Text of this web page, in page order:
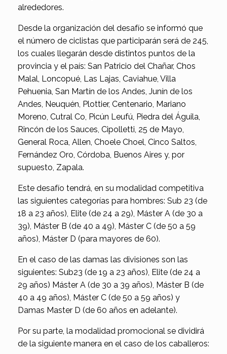
alrededores.
Desde la organización del desafío se informó que
el número de ciclistas que participarán será de 245,
los cuales llegarán desde distintos puntos de la
provincia y el país: San Patricio del Chañar, Chos
Malal, Loncopué, Las Lajas, Caviahue, Villa
Pehuenia, San Martín de los Andes, Junín de los
Andes, Neuquén, Plottier, Centenario, Mariano
Moreno, Cutral Co, Picún Leufú, Piedra del Águila,
Rincón de los Sauces, Cipolletti, 25 de Mayo,
General Roca, Allen, Choele Choel, Cinco Saltos,
Fernández Oro, Córdoba, Buenos Aires y, por
supuesto, Zapala.
Este desafío tendrá, en su modalidad competitiva
las siguientes categorías para hombres: Sub 23 (de
18 a 23 años), Elite (de 24 a 29), Máster A (de 30 a
39), Máster B (de 40 a 49), Máster C (de 50 a 59
años), Máster D (para mayores de 60).
En el caso de las damas las divisiones son las
siguientes: Sub23 (de 19 a 23 años), Elite (de 24 a
29 años) Máster A (de 30 a 39 años), Máster B (de
40 a 49 años), Máster C (de 50 a 59 años) y
Damas Master D (de 60 años en adelante).
Por su parte, la modalidad promocional se dividirá
de la siguiente manera en el caso de los caballeros: